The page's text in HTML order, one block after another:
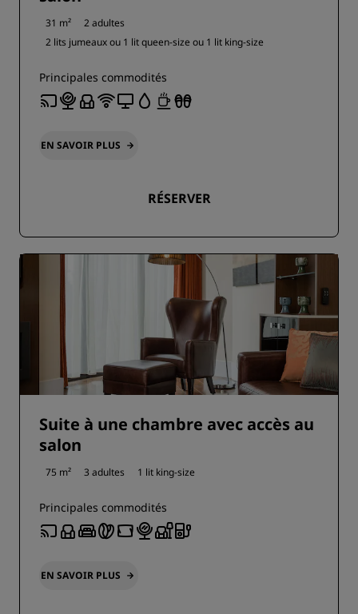
31 m²
2 adultes
2 lits jumeaux ou 1 lit queen-size ou 1 lit king-size
Principales commodités
EN SAVOIR PLUS
RÉSERVER
Suite à une chambre avec accès au
salon
75 m² 3 adultes 1 lit king-size
Principales commodités
EN SAVOIR PLUS